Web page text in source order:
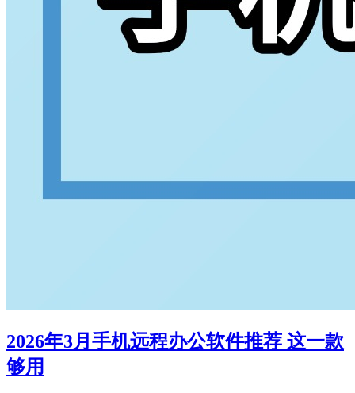
2026年3月手机远程办公软件推荐 这一款
够用